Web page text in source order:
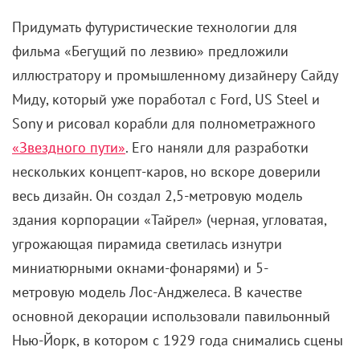
Придумать футуристические технологии для
фильма «Бегущий по лезвию» предложили
иллюстратору и промышленному дизайнеру Сайду
Миду, который уже поработал с Ford, US Steel и
Sony и рисовал корабли для полнометражного
«Звездного пути». Его наняли для разработки
нескольких концепт-каров, но вскоре доверили
весь дизайн. Он создал 2,5-метровую модель
здания корпорации «Тайрел» (черная, угловатая,
угрожающая пирамида светилась изнутри
миниатюрными окнами-фонарями) и 5-
метровую модель Лос-Анджелеса. В качестве
основной декорации использовали павильонный
Нью-Йорк, в котором с 1929 года снимались сцены